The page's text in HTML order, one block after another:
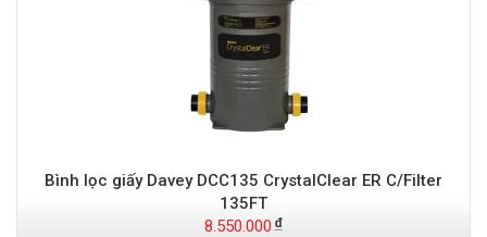
Bình lọc giấy Davey DCC135 CrystalClear ER C/Filter
135FT
8.550.000